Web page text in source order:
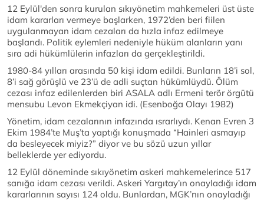
12 Eylül'den sonra kurulan sıkıyönetim mahkemeleri üst üste
idam kararları vermeye başlarken, 1972’den beri fiilen
uygulanmayan idam cezaları da hızla infaz edilmeye
başlandı. Politik eylemleri nedeniyle hüküm alanların yanı
sıra adi hükümlülerin infazları da gerçekleştirildi.
1980-84 yılları arasında 50 kişi idam edildi. Bunların 18’i sol,
8’i sağ görüşlü ve 23’ü de adli suçtan hükümlüydü. Ölüm
cezası infaz edilenlerden biri ASALA adlı Ermeni terör örgütü
mensubu Levon Ekmekçiyan idi. (Esenboğa Olayı 1982)
Yönetim, idam cezalarının infazında ısrarlıydı. Kenan Evren 3
Ekim 1984’te Muş’ta yaptığı konuşmada “Hainleri asmayıp
da besleyecek miyiz?” diyor ve bu sözü uzun yıllar
belleklerde yer ediyordu.
12 Eylül döneminde sıkıyönetim askeri mahkemelerince 517
sanığa idam cezası verildi. Askeri Yargıtay’ın onayladığı idam
kararlarının sayısı 124 oldu. Bunlardan, MGK’nın onayladığı